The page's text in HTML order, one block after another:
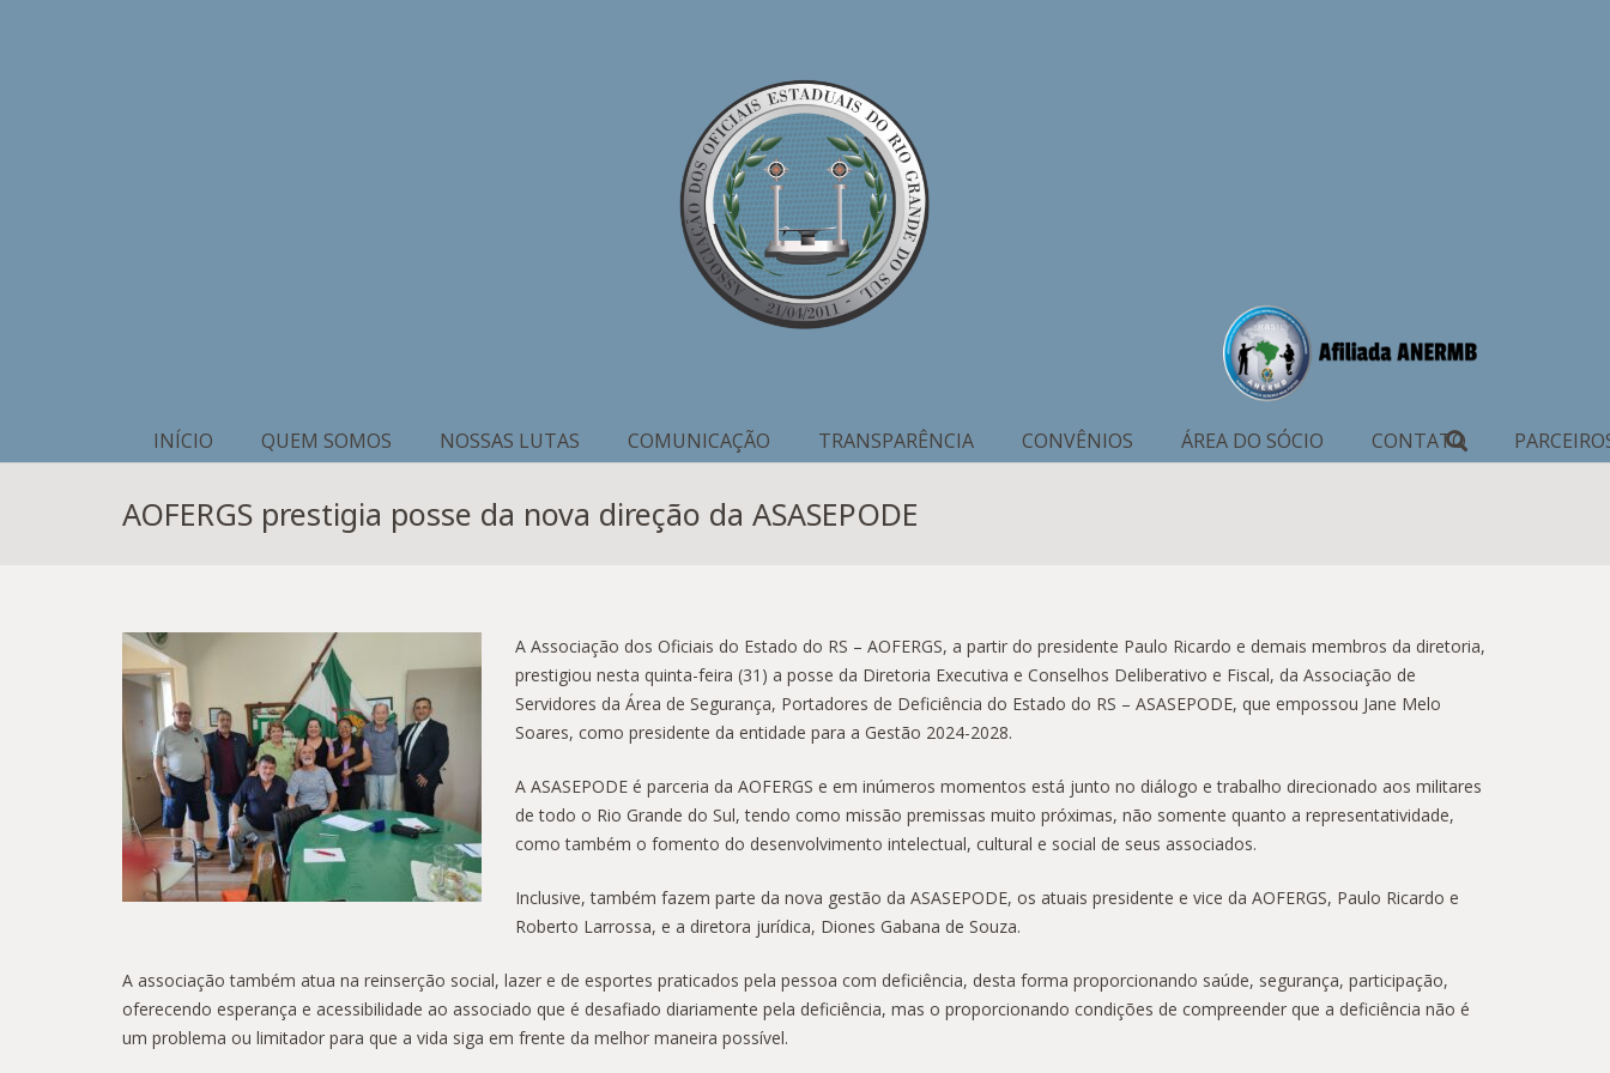
INÍCIO QUEM SOMOS NOSSAS LUTAS COMUNICAÇÃO TRANSPARÊNCIA CONVÊNIOS ÁREA DO SÓCIO CONTATO
AOFERGS prestigia posse da nova direção da ASASEPODE
A Associação dos Oficiais do Estado do RS – AOFERGS, a partir do presidente Paulo Ricardo e demais membros da diretoria,
prestigiou nesta quinta-feira (31) a posse da Diretoria Executiva e Conselhos Deliberativo e Fiscal, da Associação de
Servidores da Área de Segurança, Portadores de Deficiência do Estado do RS – ASASEPODE, que empossou Jane Melo
Soares, como presidente da entidade para a Gestão 2024-2028.
A ASASEPODE é parceria da AOFERGS e em inúmeros momentos está junto no diálogo e trabalho direcionado aos militares
de todo o Rio Grande do Sul, tendo como missão premissas muito próximas, não somente quanto a representatividade,
como também o fomento do desenvolvimento intelectual, cultural e social de seus associados.
Inclusive, também fazem parte da nova gestão da ASASEPODE, os atuais presidente e vice da AOFERGS, Paulo Ricardo e
Roberto Larrossa, e a diretora jurídica, Diones Gabana de Souza.
A associação também atua na reinserção social, lazer e de esportes praticados pela pessoa com deficiência, desta forma proporcionando saúde, segurança, participação,
oferecendo esperança e acessibilidade ao associado que é desafiado diariamente pela deficiência, mas o proporcionando condições de compreender que a deficiência não é
um problema ou limitador para que a vida siga em frente da melhor maneira possível.